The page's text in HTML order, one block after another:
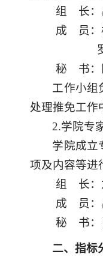
组 长：
成 员：
秘 书：
工作小组
处理推免工作
2.学院专
学院成立
项及内容等进
组 长：
成 员：
秘 书：
二、指标